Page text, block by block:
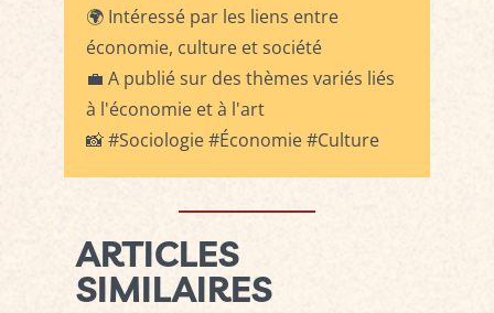
🌍 Intéressé par les liens entre
économie, culture et société
💼 A publié sur des thèmes variés liés
à l'économie et à l'art
📸 #Sociologie #Économie #Culture
ARTICLES
SIMILAIRES